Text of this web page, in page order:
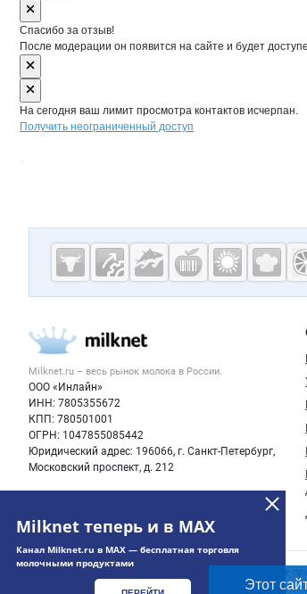
Спасибо за отзыв!
После модерации он появится на сайте и будет
На сегодня ваш лимит просмотра контактов исчерпан.
Получить неограниченный доступ
Milknet теперь и в MAX
Канал Milknet.ru в MAX — бесплатная торговля
молочными продуктами
Дополнительная информация
Cсылки на полезные проекты
Важные разделы и контакты
Milknet.ru – весь рынок молока в России.
ООО «Инлайн»
ИНН: 7805355672
КПП: 780501001
ОГРН: 1047855085442
Юридический адрес: 196066, г. Санкт-Петербург,
Московский проспект, д. 212
Счетчики, авторское право,
Использование информации,Этот